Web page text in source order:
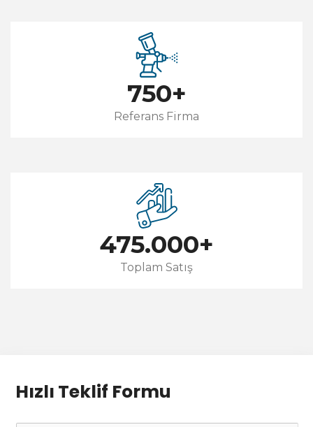
750+
Referans Firma
475.000+
Toplam Satış
Hızlı Teklif Formu